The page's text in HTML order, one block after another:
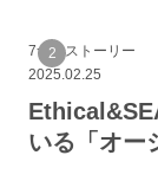
7つのストーリー
2025.02.25
いる「オー